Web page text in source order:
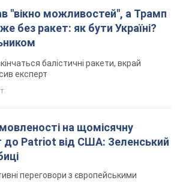
"вікно можливостей", а Трамп
без ракет: як бути Україні?
балістичні ракети, вкрай
експерт
на щомісячну
до Patriot від США: Зеленський
переговори з європейськими